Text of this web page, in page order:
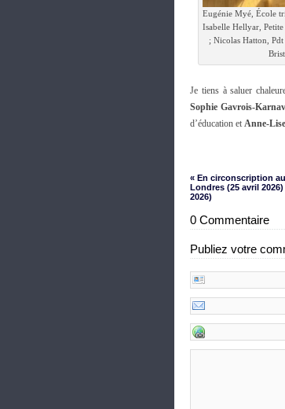
Eugénie Myé, École
Isabelle Hellyar,
; Nicolas Hatton,
Je tiens à saluer
Sophie Gavrois-
d’éducation et Anne-
« En circonscription
Londres (25 avril
2026)
0 Commentaire
Publiez votre